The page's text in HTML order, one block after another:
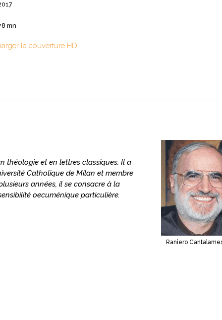
mn
la couverture HD
théologie et en lettres classiques. Il a
Catholique de Milan et membre
années, il se consacre à la
oecuménique particulière.
Raniero